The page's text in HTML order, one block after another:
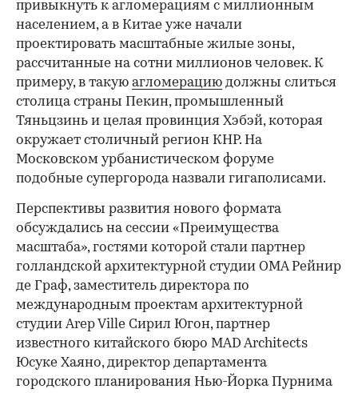
привыкнуть к агломерациям с миллионным
населением, а в Китае уже начали
проектировать масштабные жилые зоны,
рассчитанные на сотни миллионов человек. К
примеру, в такую агломерацию должны слиться
столица страны Пекин, промышленный
Тяньцзинь и целая провинция Хэбэй, которая
окружает столичный регион КНР. На
Московском урбанистическом форуме
подобные супергорода назвали гигаполисами.
Перспективы развития нового формата
обсуждались на сессии «Преимущества
масштаба», гостями которой стали партнер
голландской архитектурной студии OMA Рейнир
де Граф, заместитель директора по
международным проектам архитектурной
студии Arep Ville Сирил Югон, партнер
известного китайского бюро MAD Architects
Юсуке Хаяно, директор департамента
городского планирования Нью-Йорка Пурнима